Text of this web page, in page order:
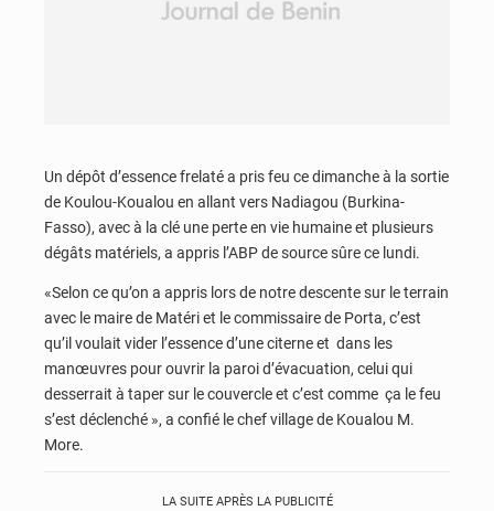
Un dépôt d’essence frelaté a pris feu ce dimanche à la sortie
de Koulou-Koualou en allant vers Nadiagou (Burkina-
Fasso), avec à la clé une perte en vie humaine et plusieurs
dégâts matériels, a appris l’ABP de source sûre ce lundi.
«Selon ce qu’on a appris lors de notre descente sur le terrain
avec le maire de Matéri et le commissaire de Porta, c’est
qu’il voulait vider l’essence d’une citerne et dans les
manœuvres pour ouvrir la paroi d’évacuation, celui qui
desserrait à taper sur le couvercle et c’est comme ça le feu
s’est déclenché », a confié le chef village de Koualou M.
More.
LA SUITE APRÈS LA PUBLICITÉ